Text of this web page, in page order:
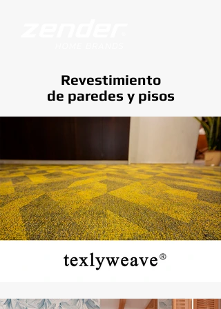
Revestimiento
de paredes y pisos